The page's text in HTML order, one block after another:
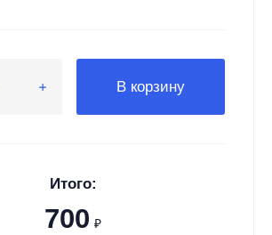
В корзину
Итого:
700 ₽